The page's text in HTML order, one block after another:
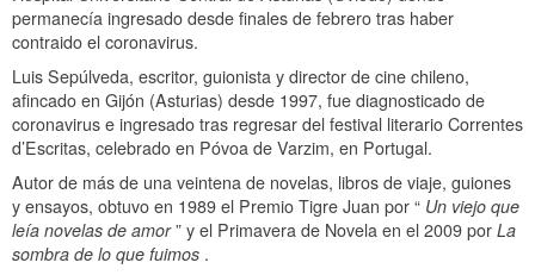
permanecía ingresado desde finales de febrero tras haber
contraido el coronavirus.
Luis Sepúlveda, escritor, guionista y director de cine chileno,
afincado en Gijón (Asturias) desde 1997, fue diagnosticado de
coronavirus e ingresado tras regresar del festival literario Correntes
d’Escritas, celebrado en Póvoa de Varzim, en Portugal.
Autor de más de una veintena de novelas, libros de viaje, guiones
y ensayos, obtuvo en 1989 el Premio Tigre Juan por “ Un viejo que
leía novelas de amor ” y el Primavera de Novela en el 2009 por La
sombra de lo que fuimos .